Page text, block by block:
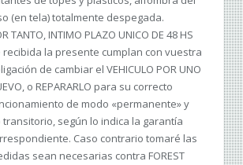
(en tela) totalmente despegada.
TANTO, INTIMO PLAZO UNICO DE 48 HS
recibida la presente cumplan con vuestra
de cambiar el VEHICULO POR UNO
o REPARARLO para su correcto
de modo «permanente» y
transitorio, según lo indica la garantía
Caso contrario tomaré las
sean necesarias contra FOREST